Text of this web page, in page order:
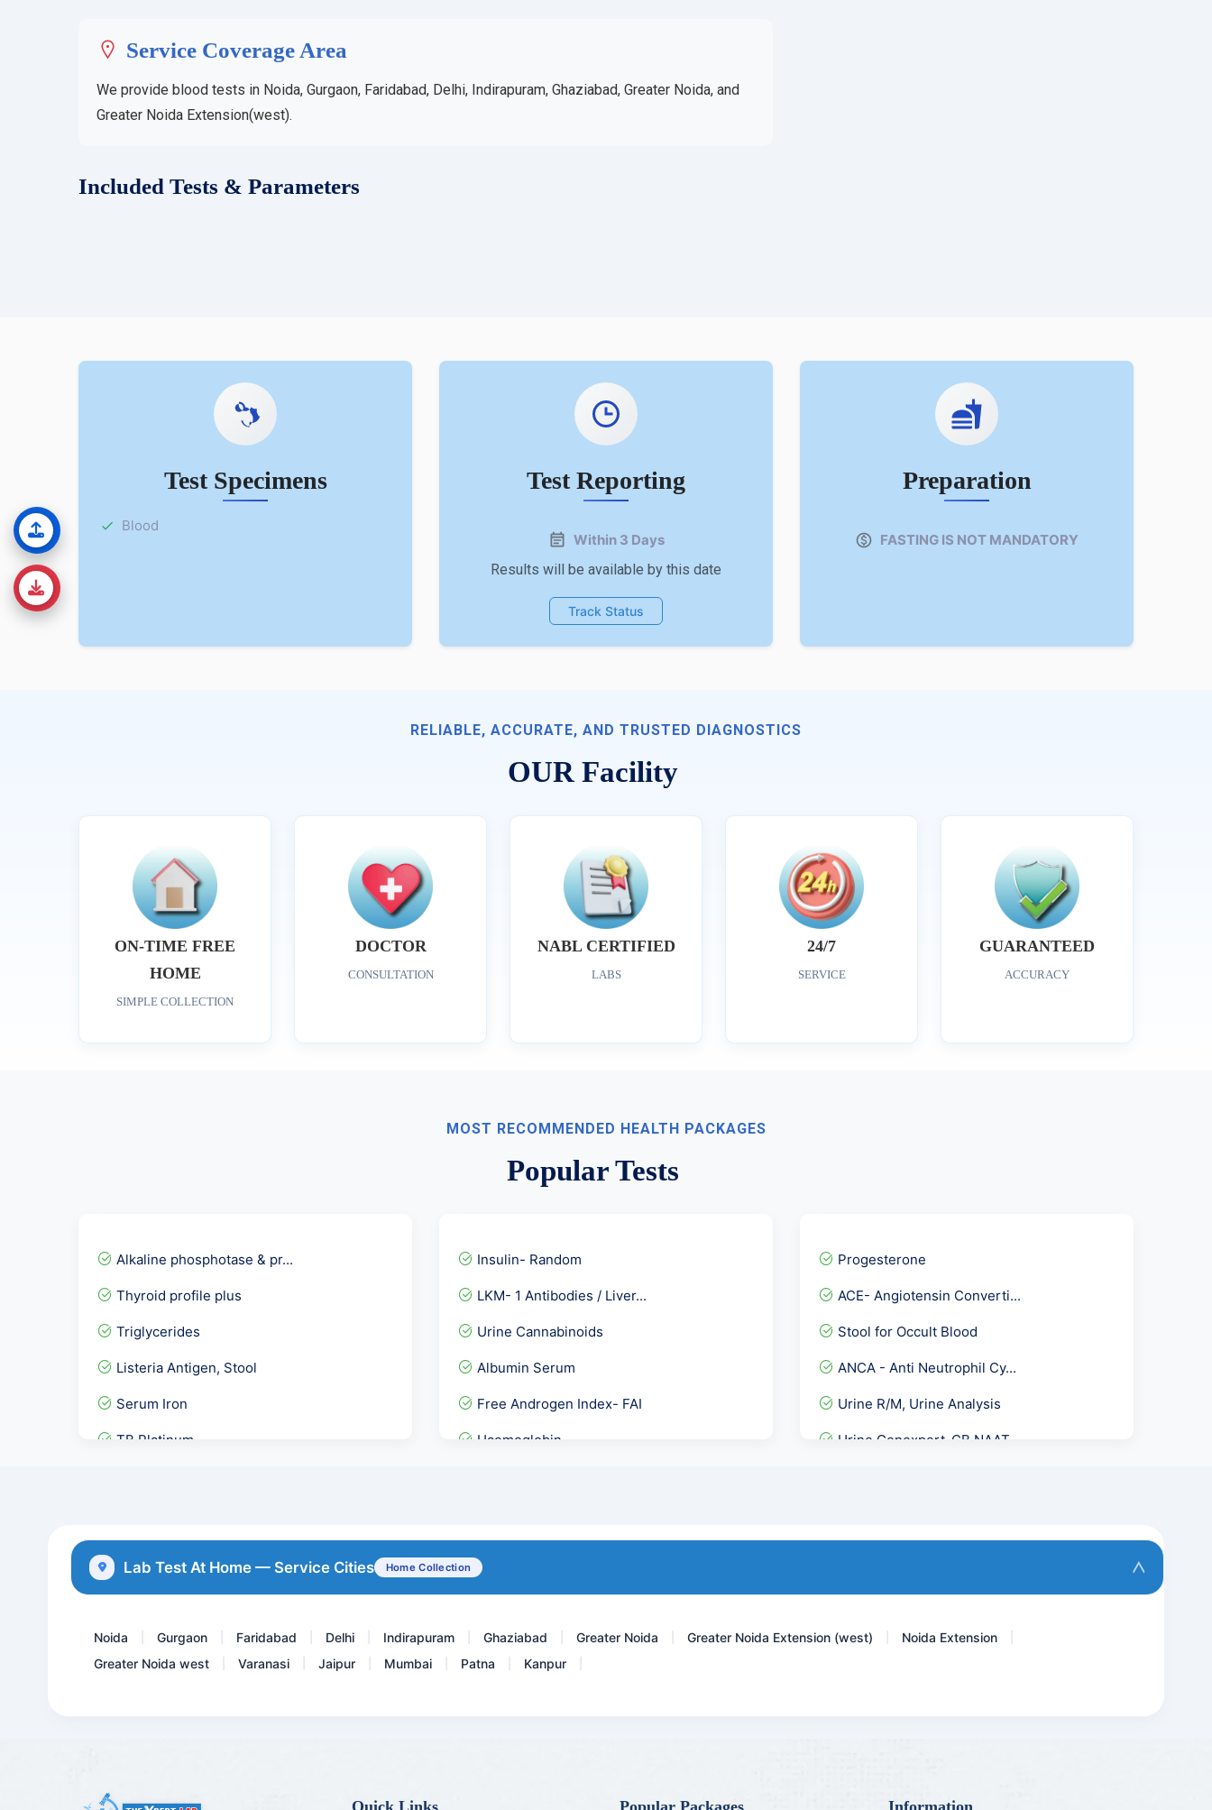
Service Coverage Area
We provide blood tests in Noida, Gurgaon, Faridabad, Delhi, Indirapuram, Ghaziabad, Greater Noida, and
Greater Noida Extension(west).
Included Tests & Parameters
Test Specimens
Blood
Test Reporting
Within 3 Days
Results will be available by this date
Track Status
Preparation
FASTING IS NOT MANDATORY
RELIABLE, ACCURATE, AND TRUSTED DIAGNOSTICS
OUR Facility
ON-TIME FREE
HOME
SIMPLE COLLECTION
DOCTOR
CONSULTATION
NABL CERTIFIED
LABS
24/7
SERVICE
GUARANTEED
ACCURACY
MOST RECOMMENDED HEALTH PACKAGES
Popular Tests
Alkaline phosphotase & pr...
Thyroid profile plus
Triglycerides
Listeria Antigen, Stool
Serum Iron
TB Platinum
Insulin- Random
LKM- 1 Antibodies / Liver...
Urine Cannabinoids
Albumin Serum
Free Androgen Index- FAI
Haemoglobin
Progesterone
ACE- Angiotensin Converti...
Stool for Occult Blood
ANCA - Anti Neutrophil Cy...
Urine R/M, Urine Analysis
Urine Genexpert-CB NAAT
Lab Test At Home — Service Cities Home Collection
Noida Gurgaon Faridabad Delhi Indirapuram Ghaziabad Greater Noida Greater Noida Extension (west) Noida Extension
Greater Noida west Varanasi Jaipur Mumbai Patna Kanpur
Quick Links Popular Packages Information